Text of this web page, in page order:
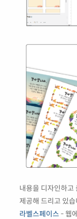
내용을 디자인하고
제공해 드리고 있습
라벨스페이스 - 웹